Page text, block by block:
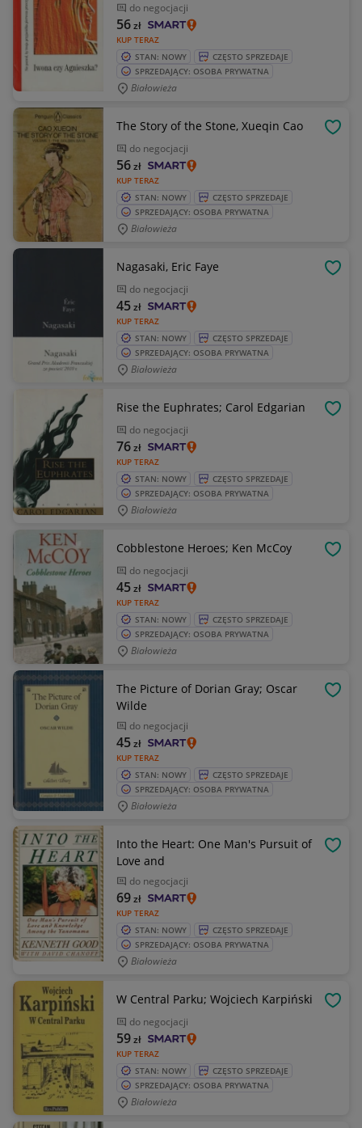
do negocjacji
KUP TERAZ
56zł
STAN: NOWY
CZĘSTO SPRZEDAJE
SPRZEDAJĄCY: OSOBA PRYWATNA
Białowieża
The Story of the Stone, Xueqin Cao
do negocjacji
KUP TERAZ
56zł
STAN: NOWY
CZĘSTO SPRZEDAJE
SPRZEDAJĄCY: OSOBA PRYWATNA
Białowieża
Nagasaki, Eric Faye
do negocjacji
KUP TERAZ
45zł
STAN: NOWY
CZĘSTO SPRZEDAJE
SPRZEDAJĄCY: OSOBA PRYWATNA
Białowieża
Rise the Euphrates; Carol Edgarian
do negocjacji
KUP TERAZ
76zł
STAN: NOWY
CZĘSTO SPRZEDAJE
SPRZEDAJĄCY: OSOBA PRYWATNA
Białowieża
Cobblestone Heroes; Ken McCoy
do negocjacji
KUP TERAZ
45zł
STAN: NOWY
CZĘSTO SPRZEDAJE
SPRZEDAJĄCY: OSOBA PRYWATNA
Białowieża
The Picture of Dorian Gray; Oscar
Wilde
do negocjacji
KUP TERAZ
45zł
STAN: NOWY
CZĘSTO SPRZEDAJE
SPRZEDAJĄCY: OSOBA PRYWATNA
Białowieża
Into the Heart: One Man's Pursuit of
Love and
do negocjacji
KUP TERAZ
69zł
STAN: NOWY
CZĘSTO SPRZEDAJE
SPRZEDAJĄCY: OSOBA PRYWATNA
Białowieża
W Central Parku; Wojciech Karpiński
do negocjacji
KUP TERAZ
59zł
STAN: NOWY
CZĘSTO SPRZEDAJE
SPRZEDAJĄCY: OSOBA PRYWATNA
Białowieża